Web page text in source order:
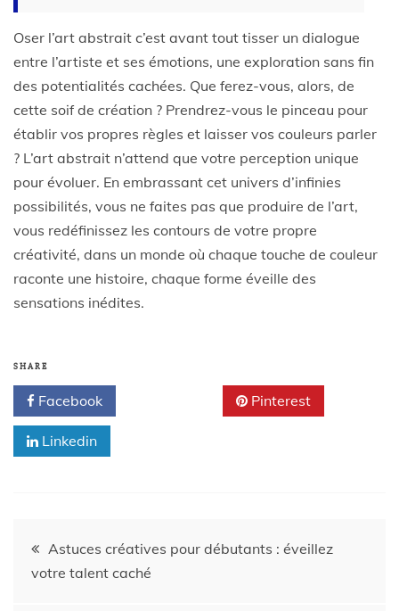
Oser l’art abstrait c’est avant tout tisser un dialogue
entre l’artiste et ses émotions, une exploration sans fin
des potentialités cachées. Que ferez-vous, alors, de
cette soif de création ? Prendrez-vous le pinceau pour
établir vos propres règles et laisser vos couleurs parler
? L’art abstrait n’attend que votre perception unique
pour évoluer. En embrassant cet univers d’infinies
possibilités, vous ne faites pas que produire de l’art,
vous redéfinissez les contours de votre propre
créativité, dans un monde où chaque touche de couleur
raconte une histoire, chaque forme éveille des
sensations inédites.
SHARE
Facebook Pinterest
Linkedin
Astuces créatives pour débutants : éveillez
votre talent caché